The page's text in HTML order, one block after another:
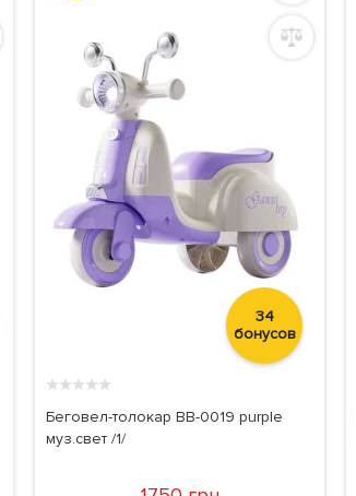
34
бонусов
★★★★★
Беговел-толокар BB-0019 purple
муз.свет /1/